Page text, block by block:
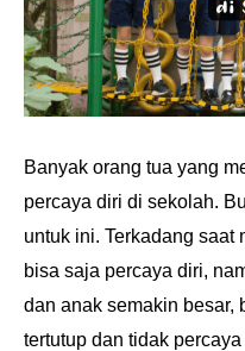
Banyak orang tua yang
percaya diri di sekolah.
untuk ini. Terkadang saat
bisa saja percaya diri,
dan anak semakin besar,
tertutup dan tidak percaya